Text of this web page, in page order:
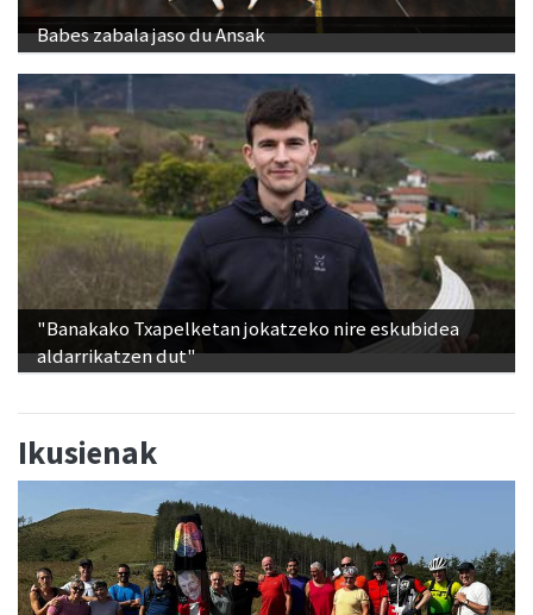
Babes zabala jaso du Ansak
"Banakako Txapelketan jokatzeko nire eskubidea
aldarrikatzen dut"
Ikusienak